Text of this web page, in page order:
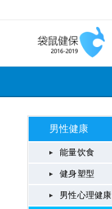
男性健康
能量饮食
健身塑型
男性心理健康